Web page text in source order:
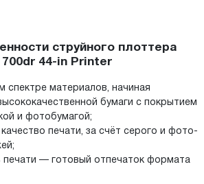
струйного плоттера
44-in Printer
спектре материалов, начиная
бумаги с покрытием
и фотобумагой;
печати, за счёт серого и фото-
печати — готовый отпечаток формата